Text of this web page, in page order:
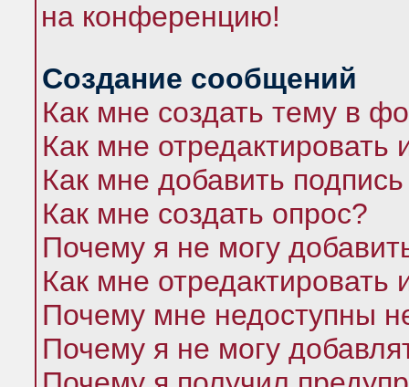
на конференцию!
Создание сообщений
Как мне создать тему в
Как мне
Как мне добавить
Как мне создать опрос?
Почему я не могу
Как мне отредактировать
Почему мне недоступны
Почему я не могу